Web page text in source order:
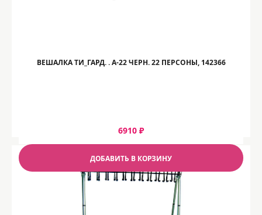
ВЕШАЛКА ТИ_ГАРД. . А-22 ЧЕРН. 22 ПЕРСОНЫ, 142366
6910 ₽
ДОБАВИТЬ В КОРЗИНУ